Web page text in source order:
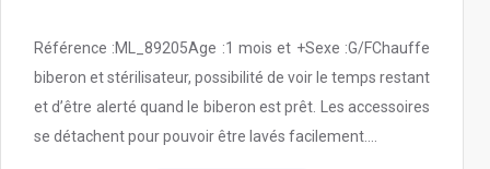
Référence :ML_89205Age :1 mois et +Sexe :G/FChauffe
biberon et stérilisateur, possibilité de voir le temps restant
et d’être alerté quand le biberon est prêt. Les accessoires
se détachent pour pouvoir être lavés facilement....